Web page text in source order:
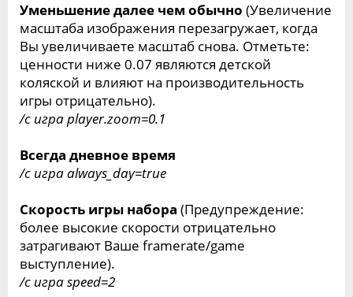
Уменьшение далее чем обычно (Увеличение
масштаба изображения перезагружает, когда
Вы увеличиваете масштаб снова. Отметьте:
ценности ниже 0.07 являются детской
коляской и влияют на производительность
игры отрицательно).
/c игра player.zoom=0.1
Всегда дневное время
/c игра always_day=true
Скорость игры набора (Предупреждение:
более высокие скорости отрицательно
затрагивают Ваше framerate/game
выступление).
/c игра speed=2